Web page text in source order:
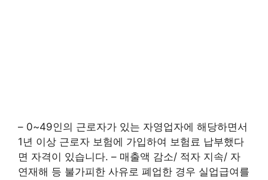
– 0~49인의 근로자가 있는 자영업자에 해당하면서
1년 이상 근로자 보험에 가입하여 보험료 납부했다
면 자격이 있습니다. – 매출액 감소/ 적자 지속/ 자
연재해 등 불가피한 사유로 폐업한 경우 실업급여를